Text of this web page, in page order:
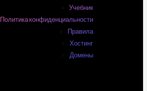
Учебник
Политика конфиденциальности
Правила
Хостинг
Домены